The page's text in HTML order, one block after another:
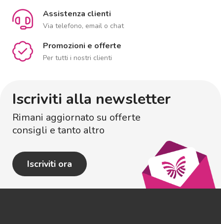
Assistenza clienti
Via telefono, email o chat
Promozioni e offerte
Per tutti i nostri clienti
Iscriviti alla newsletter
Rimani aggiornato su offerte
consigli e tanto altro
Iscriviti ora